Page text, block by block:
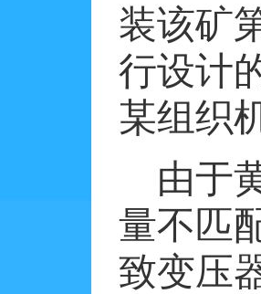
装该矿
行设计
某组织
由于
量不匹
致变压